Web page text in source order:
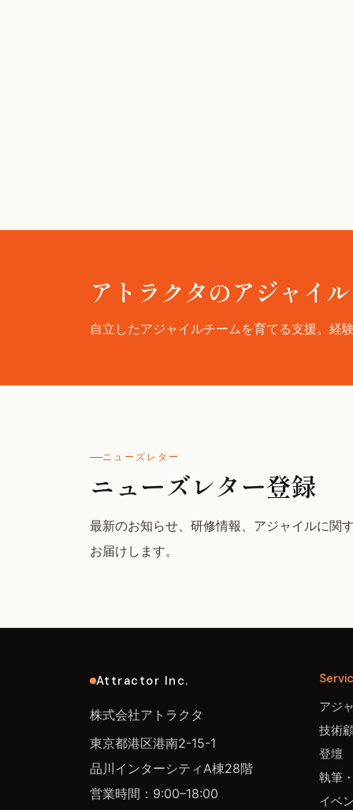
アトラクタのアジャイ
自立したアジャイルチームを育てる支援。経
ニューズレター
ニューズレター登録
最新のお知らせ、研修情報、アジャイルに関
お届けします。
Attractor Inc.
株式会社アトラクタ
東京都港区港南2-15-1
品川インターシティA棟28階
営業時間：9:00–18:00
アジ
技術
登壇
執筆
イベ